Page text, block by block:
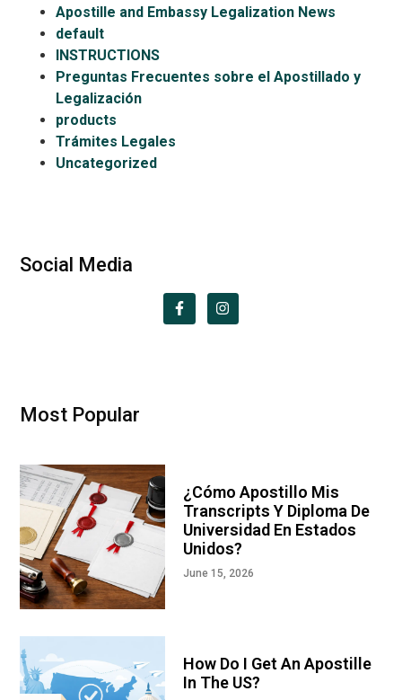
Apostille and Embassy Legalization News
default
INSTRUCTIONS
Preguntas Frecuentes sobre el Apostillado y
Legalización
products
Trámites Legales
Uncategorized
Social Media
Most Popular
¿Cómo Apostillo Mis
Transcripts Y Diploma De
Universidad En Estados
Unidos?
June 15, 2026
How Do I Get An Apostille
In The US?